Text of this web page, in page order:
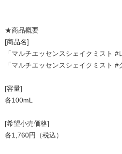
★商品概要
[商品名]
「マルチエッセンスシェイクミスト #
「マルチエッセンスシェイクミスト #
[容量]
各100mL
[希望小売価格]
各1,760円（税込）